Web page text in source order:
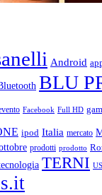
Android
BLU
Facebook Full HD
ipod Italia mercato
prodotti prodotto
TERNI